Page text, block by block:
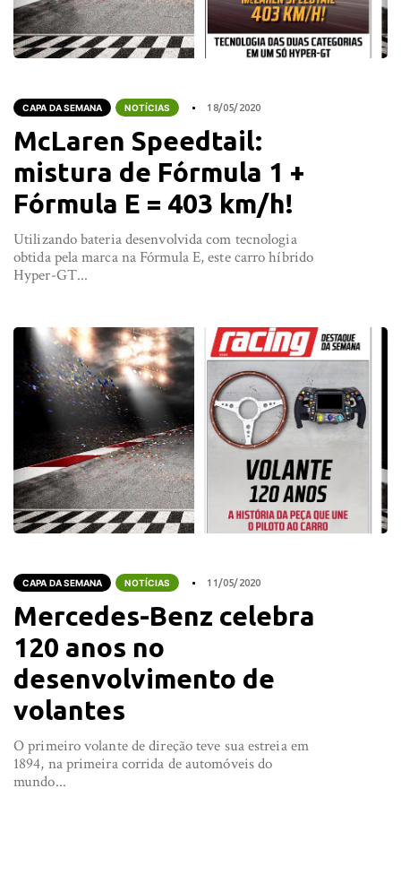
CAPA DA SEMANA NOTÍCIAS 18/05/2020
McLaren Speedtail:
mistura de Fórmula 1 +
Fórmula E = 403 km/h!
Utilizando bateria desenvolvida com tecnologia
obtida pela marca na Fórmula E, este carro híbrido
Hyper-GT...
CAPA DA SEMANA NOTÍCIAS 11/05/2020
Mercedes-Benz celebra
120 anos no
desenvolvimento de
volantes
O primeiro volante de direção teve sua estreia em
1894, na primeira corrida de automóveis do
mundo...